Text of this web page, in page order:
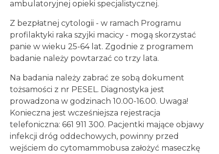
ambulatoryjnej opieki specjalistycznej.
Z bezpłatnej cytologii - w ramach Programu
profilaktyki raka szyjki macicy - mogą skorzystać
panie w wieku 25-64 lat. Zgodnie z programem
badanie należy powtarzać co trzy lata.
Na badania należy zabrać ze sobą dokument
tożsamości z nr PESEL. Diagnostyka jest
prowadzona w godzinach 10.00-16.00. Uwaga!
Konieczna jest wcześniejsza rejestracja
telefoniczna: 661 911 300. Pacjentki mające objawy
infekcji dróg oddechowych, powinny przed
wejściem do cytomammobusa założyć maseczkę